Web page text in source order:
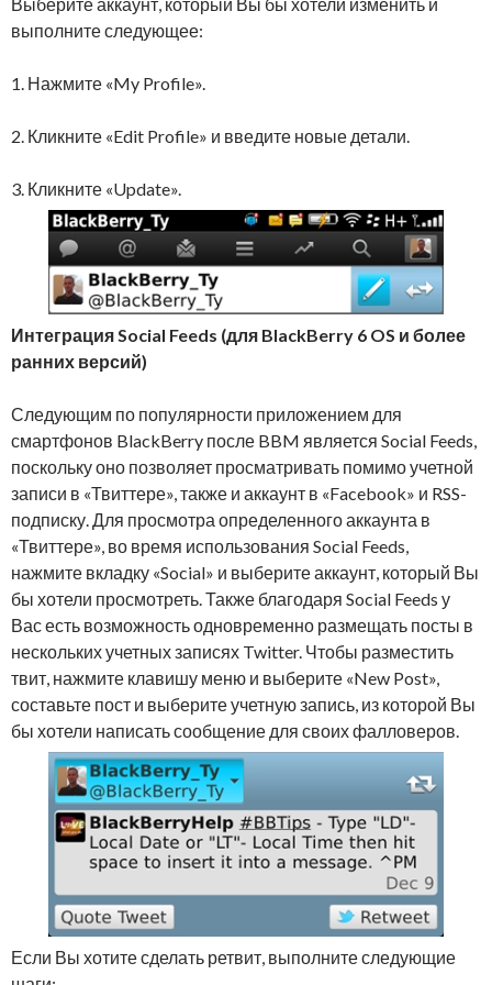
выполните следующее:
1. Нажмите «My Profile».
2. Кликните «Edit Profile» и введите новые детали.
3. Кликните «Update».
Интеграция Social Feeds (для BlackBerry 6 OS и более
ранних версий)
Следующим по популярности приложением для
смартфонов BlackBerry после BBM является Social Feeds,
поскольку оно позволяет просматривать помимо учетной
записи в «Твиттере», также и аккаунт в «Facebook» и RSS-
подписку. Для просмотра определенного аккаунта в
«Твиттере», во время использования Social Feeds,
нажмите вкладку «Social» и выберите аккаунт, который Вы
бы хотели просмотреть. Также благодаря Social Feeds у
Вас есть возможность одновременно размещать посты в
нескольких учетных записях Twitter. Чтобы разместить
твит, нажмите клавишу меню и выберите «New Post»,
составьте пост и выберите учетную запись, из которой Вы
бы хотели написать сообщение для своих фалловеров.
Если Вы хотите сделать ретвит, выполните следующие